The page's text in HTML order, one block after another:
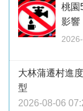
桃園
影響
大林蒲遷村進
型
2026-08-06